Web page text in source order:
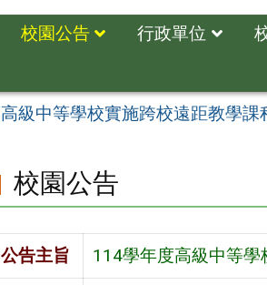
校園公告 行政單位
級中等學校實施跨校遠距教學課
校園公告
公告主旨 114學年度高級中等